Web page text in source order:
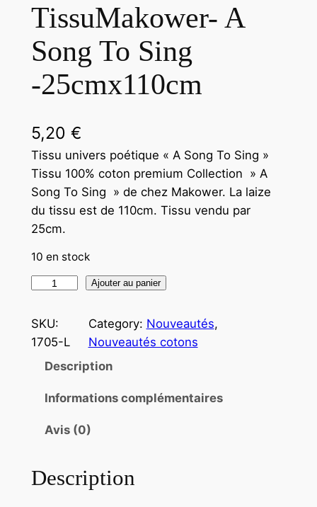
TissuMakower- A
Song To Sing
-25cmx110cm
5,20 €
Tissu univers poétique « A Song To Sing »
Tissu 100% coton premium Collection » A
Song To Sing » de chez Makower. La laize
du tissu est de 110cm. Tissu vendu par
25cm.
10 en stock
a
n
T
i
Ajouter au panier
SKU:
1705-L
Category: Nouveautés
Nouveautés cotons
Description
Informations complémentaires
Avis (0)
Description